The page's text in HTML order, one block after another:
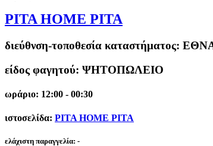
PITA HOME PITA
διεύθνση-τοποθεσία καταστήματος:
είδος φαγητού: ΨΗΤΟΠΩΛΕΙΟ
ωράριο: 12:00 - 00:30
ιστοσελίδα: PITA HOME PITA
ελάχιστη παραγγελία: -